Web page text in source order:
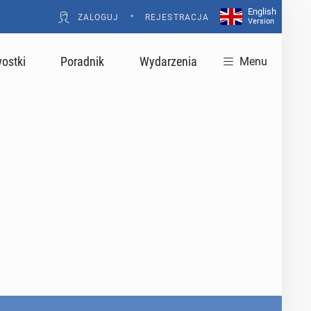
ZALOGUJ • REJESTRACJA
English
Version
Poradnik Wydarzenia Menu